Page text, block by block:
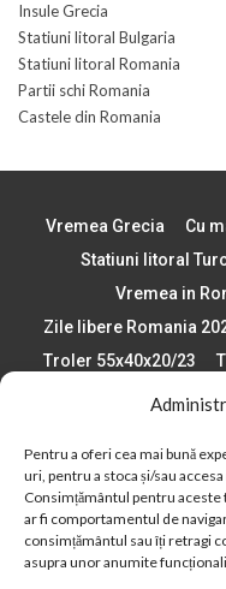
Pentru a oferi cea mai bună
uri, pentru a stoca și/sau
Consimțământul pentru
ar fi comportamentul de
consimțământul sau îți retragi
asupra unor anumite
Insule Grecia
Statiuni litoral Bulgaria
Statiuni litoral Romania
Partii schi Romania
Castele din Romania
Vremea Grecia Cu
Statiuni litoral
Vremea in
Zile libere Romania
Troler 55x40x20/23
Paste 2026
Plaje din
Asigurare de
Calendar Formula
Despre